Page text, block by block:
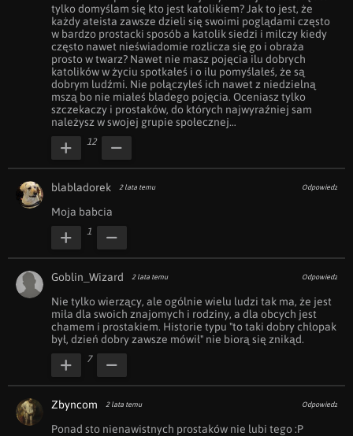
tylko domyślam się kto jest katolikiem? Jak to jest, że
każdy ateista zawsze dzieli się swoimi poglądami często
w bardzo prostacki sposób a katolik siedzi i milczy kiedy
często nawet nieświadomie rozlicza się go i obraża
prosto w twarz? Nawet nie masz pojęcia ilu dobrych
katolików w życiu spotkałeś i o ilu pomyślałeś, że są
dobrym ludźmi. Nie połączyłeś ich nawet z niedzielną
mszą bo nie miałeś bladego pojęcia. Oceniasz tylko
szczekaczy i prostaków, do których najwyraźniej sam
należysz w swojej grupie społecznej…
12
blabladorek 2 lata temu Odpowiedz
Moja babcia
1
Goblin_Wizard 2 lata temu Odpowiedz
Nie tylko wierzący, ale ogólnie wielu ludzi tak ma, że jest
miła dla swoich znajomych i rodziny, a dla obcych jest
chamem i prostakiem. Historie typu "to taki dobry chłopak
był, dzień dobry zawsze mówił" nie biorą się znikąd.
7
Zbyncom 2 lata temu Odpowiedz
Ponad sto nienawistnych prostaków nie lubi tego :P